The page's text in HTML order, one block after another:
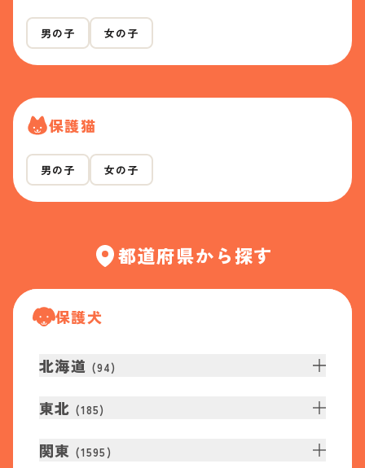
男の子 女の子
保護猫
男の子 女の子
都道府県から探す
保護犬
北海道 (94)
東北 (185)
関東 (1595 )